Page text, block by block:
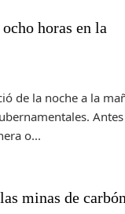
horas en la
de la noche a la
o...
minas de